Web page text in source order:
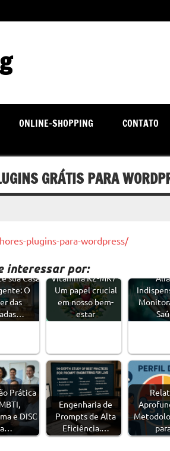
ONLINE-SHOPPING CONTATO
GRÁTIS PARA
plugins-para-wordpress/
interessar por:
sua Casa
O
das
Vitamina K2-MK7 -
Um papel crucial
em nosso bem-
estar
Prática
e DISC
Engenharia de
Prompts de Alta
Eficiência.…